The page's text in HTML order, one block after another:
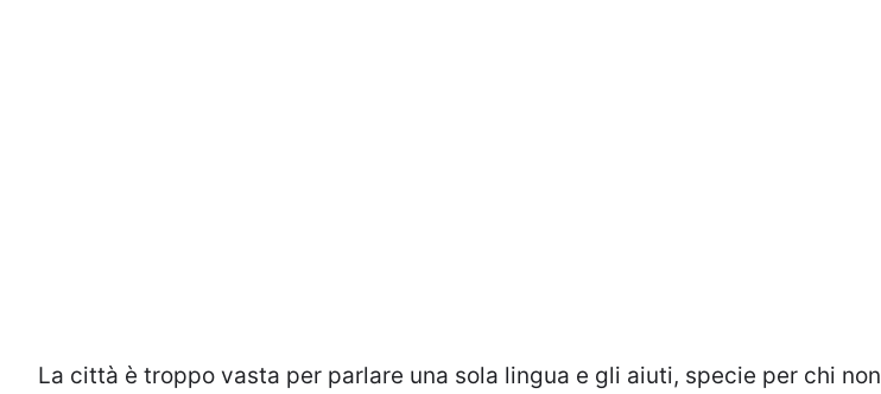
La città è troppo vasta per parlare una sola lingua e gli aiuti, specie per chi